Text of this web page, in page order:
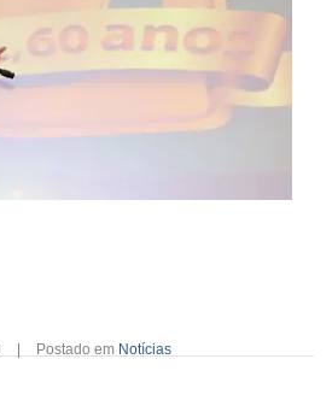
Postado em Notícias